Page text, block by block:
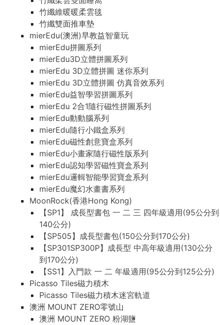
竹纖維暖暖柔雲毯
竹纖雙面推車墊
mierEdu(澳洲)早教益智童玩
mierEdu拼圖系列
mierEdu3D立體拼圖系列
mierEdu 3D立體拼圖 迷你系列
mierEdu 3D立體拼圖 仿真音效系列
mierEdu益智學習拼圖系列
mierEdu 2合1隨行磁性拼圖系列
mierEdu動動腦系列
mierEdu隨行小鐵盒系列
mierEdu磁性創意寶盒系列
mierEdu小畫家隨行磁性版系列
mierEdu認知學習磁性寶盒系列
mierEdu邏輯智能學習寶盒系列
mierEdu魔幻水畫書系列
MoonRock(香港Hong Kong)
【SP1】 成長型書包 一 二 三 四年級適用(95公分到
140公分)
【SP505】成長型書包(150公分到170公分)
【SP301SP300P】成長型 中高年級適用(130公分
到170公分)
【SS1】入門款 一 二 年級適用(95公分到125公分)
Picasso Tiles磁力積木
Picasso Tiles磁力積木迷宮軌道
澳洲 MOUNT ZERO零號山
澳洲 MOUNT ZERO 粉湖鹽